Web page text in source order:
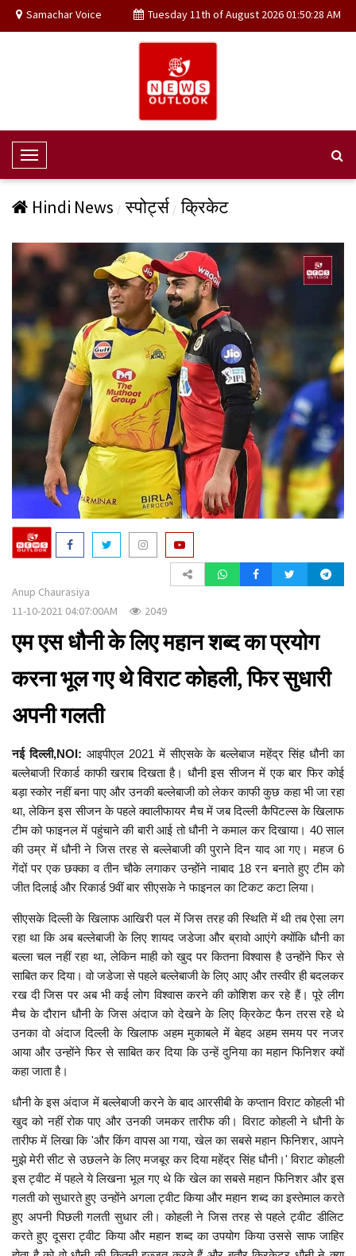
Samachar Voice Tuesday 11th of August 2026 01:50:28 AM
T
o
g
e
N
v
i
a
t
i
o
Hindi News स्पोर्ट्स क्रिकेट
Anup Chaurasiya
11-10-2021 04:07:00AM
2049
एम एस धौनी के लिए महान शब्द का प्रयोग
करना भूल गए थे विराट कोहली, फिर सुधारी
अपनी गलती
नई दिल्ली,NOI: आइपीएल 2021 में सीएसके के बल्लेबाज महेंद्र सिंह धौनी का
बल्लेबाजी रिकार्ड काफी खराब दिखता है। धौनी इस सीजन में एक बार फिर कोई
बड़ा स्कोर नहीं बना पाए और उनकी बल्लेबाजी को लेकर काफी कुछ कहा भी जा रहा
था, लेकिन इस सीजन के पहले क्वालीफायर मैच में जब दिल्ली कैपिटल्स के खिलाफ
टीम को फाइनल में पहुंचाने की बारी आई तो धौनी ने कमाल कर दिखाया। 40 साल
की उम्र में धौनी ने जिस तरह से बल्लेबाजी की पुराने दिन याद आ गए। महज 6
गेंदों पर एक छक्का व तीन चौके लगाकर उन्होंने नाबाद 18 रन बनाते हुए टीम को
जीत दिलाई और रिकार्ड 9वीं बार सीएसके ने फाइनल का टिकट कटा लिया।
सीएसके दिल्ली के खिलाफ आखिरी पल में जिस तरह की स्थिति में थी तब ऐसा लग
रहा था कि अब बल्लेबाजी के लिए शायद जडेजा और ब्रावो आएंगे क्योंकि धौनी का
बल्ला चल नहीं रहा था, लेकिन माही को खुद पर कितना विश्वास है उन्होंने फिर से
साबित कर दिया। वो जडेजा से पहले बल्लेबाजी के लिए आए और तस्वीर ही बदलकर
रख दी जिस पर अब भी कई लोग विश्वास करने की कोशिश कर रहे हैं। पूरे लीग
मैच के दौरान धौनी के जिस अंदाज को देखने के लिए क्रिकेट फैन तरस रहे थे
उनका वो अंदाज दिल्ली के खिलाफ अहम मुकाबले में बेहद अहम समय पर नजर
आया और उन्होंने फिर से साबित कर दिया कि उन्हें दुनिया का महान फिनिशर क्यों
कहा जाता है।
धौनी के इस अंदाज में बल्लेबाजी करने के बाद आरसीबी के कप्तान विराट कोहली भी
खुद को नहीं रोक पाए और उनकी जमकर तारीफ की। विराट कोहली ने धौनी के
तारीफ में लिखा कि 'और किंग वापस आ गया, खेल का सबसे महान फिनिशर, आपने
मुझे मेरी सीट से उछलने के लिए मजबूर कर दिया महेंद्र सिंह धौनी।' विराट कोहली
इस ट्वीट में पहले ये लिखना भूल गए थे कि खेल का सबसे महान फिनिशर और इस
गलती को सुधारते हुए उन्होंने अगला ट्वीट किया और महान शब्द का इस्तेमाल करते
हुए अपनी पिछली गलती सुधार ली। कोहली ने जिस तरह से पहले ट्वीट डीलिट
करते हुए दूसरा ट्वीट किया और महान शब्द का उपयोग किया उससे साफ जाहिर